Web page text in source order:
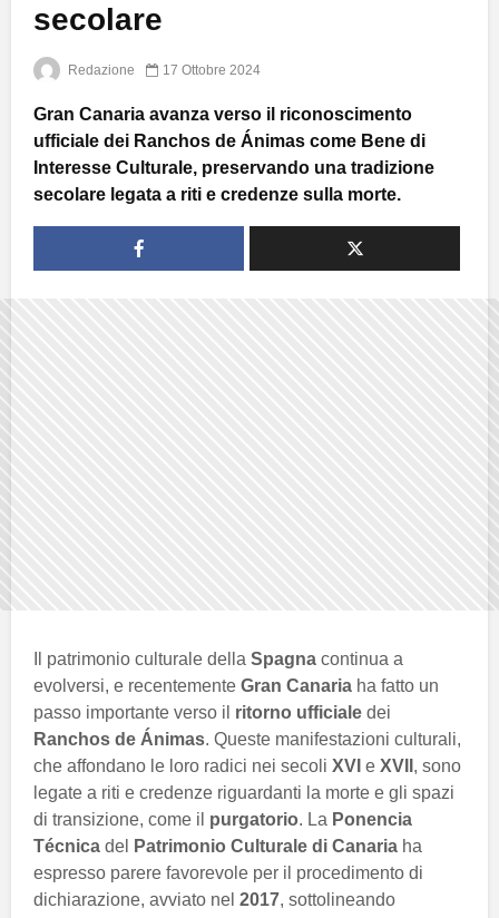
secolare
Redazione 17 Ottobre 2024
Gran Canaria avanza verso il riconoscimento
ufficiale dei Ranchos de Ánimas come Bene di
Interesse Culturale, preservando una tradizione
secolare legata a riti e credenze sulla morte.
Il patrimonio culturale della Spagna continua a
evolversi, e recentemente Gran Canaria ha fatto un
passo importante verso il ritorno ufficiale dei
Ranchos de Ánimas. Queste manifestazioni culturali,
che affondano le loro radici nei secoli XVI e XVII , sono
legate a riti e credenze riguardanti la morte e gli spazi
di transizione, come il purgatorio. La Ponencia
Técnica del Patrimonio Culturale di Canaria ha
espresso parere favorevole per il procedimento di
dichiarazione, avviato nel 2017, sottolineando